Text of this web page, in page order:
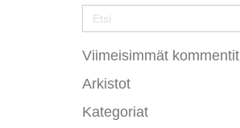
Viimeisimmät kommentit
Arkistot
Kategoriat